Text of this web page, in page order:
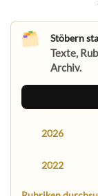
Stöbern
Texte,
Archiv.
2026
2022